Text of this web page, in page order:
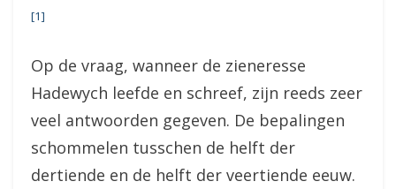
[1]
Op de vraag, wanneer de zieneresse
Hadewych leefde en schreef, zijn reeds zeer
veel antwoorden gegeven. De bepalingen
schommelen tusschen de helft der
dertiende en de helft der veertiende eeuw.